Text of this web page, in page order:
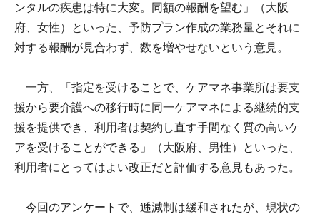
ンタルの疾患は特に大変。同額の報酬を望む」（大阪
府、女性）といった、予防プラン作成の業務量とそれに
対する報酬が見合わず、数を増やせないという意見。
一方、「指定を受けることで、ケアマネ事業所は要支
援から要介護への移行時に同一ケアマネによる継続的支
援を提供でき、利用者は契約し直す手間なく質の高いケ
アを受けることができる」（大阪府、男性）といった、
利用者にとってはよい改正だと評価する意見もあった。
今回のアンケートで、逓減制は緩和されたが、現状の